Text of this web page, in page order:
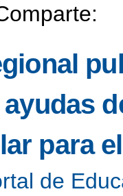
para
de